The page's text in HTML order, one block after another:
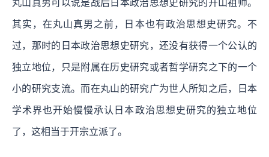
丸山真男可以说是战后日本政治思想史研究的开山祖师。
其实，在丸山真男之前，日本也有政治思想史研究。不
过，那时的日本政治思想史研究，还没有获得一个公认的
独立地位，只是附属在历史研究或者哲学研究之下的一个
小的研究支流。而在丸山的研究广为世人所知之后，日本
学术界也开始慢慢承认日本政治思想史研究的独立地位
了，这相当于开宗立派了。